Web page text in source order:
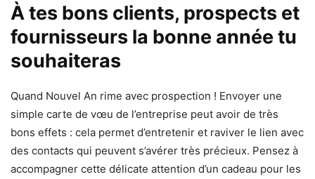
À tes bons clients, prospects et
fournisseurs la bonne année tu
souhaiteras
Quand Nouvel An rime avec prospection ! Envoyer une
simple carte de vœu de l’entreprise peut avoir de très
bons effets : cela permet d’entretenir et raviver le lien avec
des contacts qui peuvent s’avérer très précieux. Pensez à
accompagner cette délicate attention d’un cadeau pour les